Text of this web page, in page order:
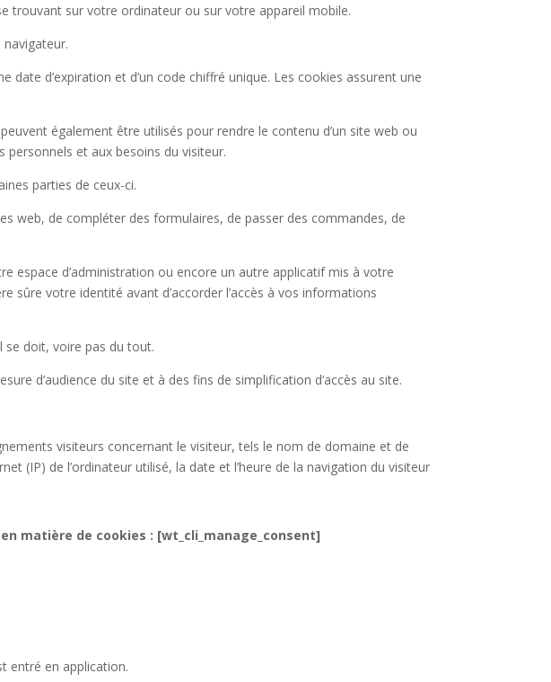
trouvant sur votre ordinateur ou sur votre appareil mobile.
date d’expiration et d’un code chiffré unique. Les cookies assurent une
également être utilisés pour rendre le contenu d’un site web ou
et aux besoins du visiteur.
parties de ceux-ci.
web, de compléter des formulaires, de passer des commandes, de
espace d’administration ou encore un autre applicatif mis à votre
sûre votre identité avant d’accorder l’accès à vos informations
se doit, voire pas du tout.
d’audience du site et à des fins de simplification d’accès au site.
visiteurs concernant le visiteur, tels le nom de domaine et de
(IP) de l’ordinateur utilisé, la date et l’heure de la navigation du visiteur
matière de cookies : [wt_cli_manage_consent]
entré en application.